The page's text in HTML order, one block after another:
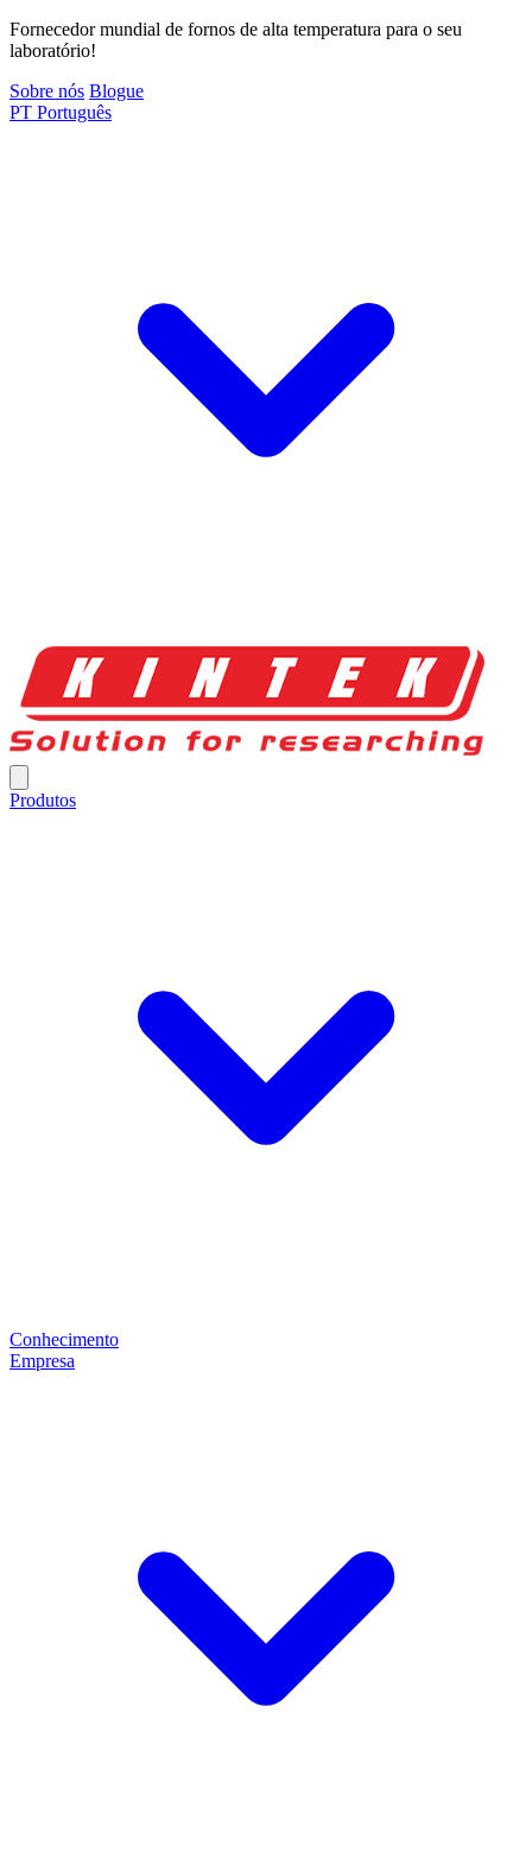
Fornecedor mundial de fornos de alta temperatura para o seu
laboratório!
Sobre nós Blogue
PT Português
Produtos
Conhecimento
Empresa